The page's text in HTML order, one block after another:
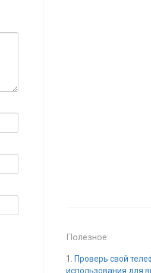
Полезное:
1.
Проверь свой
использования для